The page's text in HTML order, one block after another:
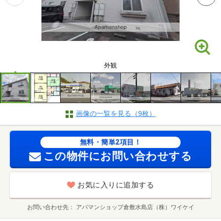
外観
画像の一覧を見る（9枚）
無料・簡単2項目！
この物件にお問い合わせする
お気に入りに追加する
お問い合わせ先 アパマンショップ倉敷水島店（株）ワイケイ